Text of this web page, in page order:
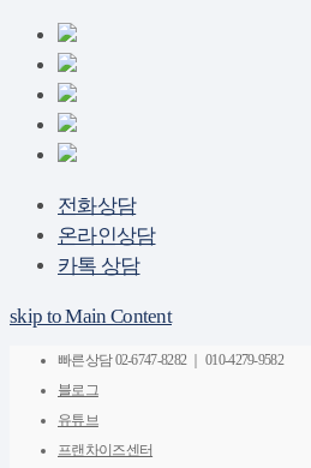
전화상담
온라인상담
카톡 상담
skip to Main Content
빠른상담02-6747-8282 ｜ 010-4279-9582
블로그
유튜브
프랜차이즈센터